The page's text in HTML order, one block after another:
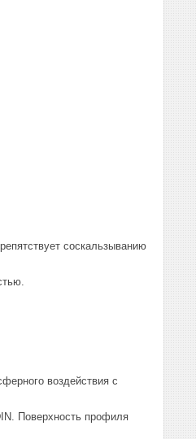
соскальзыванию
воздействия с
Поверхность профиля